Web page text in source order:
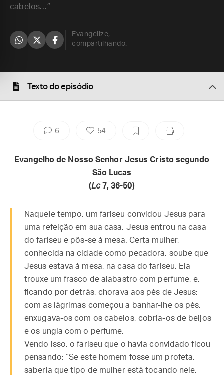
cabelos…”
Evangelize,
compartilhando.
Texto do episódio
6 54
Evangelho de Nosso Senhor Jesus Cristo segundo
São Lucas
(Lc7, 36-50)
Naquele tempo, um fariseu convidou Jesus para
uma refeição em sua casa. Jesus entrou na casa
do fariseu e pôs-se à mesa. Certa mulher,
conhecida na cidade como pecadora, soube que
Jesus estava à mesa, na casa do fariseu. Ela
trouxe um frasco de alabastro com perfume, e,
ficando por detrás, chorava aos pés de Jesus;
com as lágrimas começou a banhar-lhe os pés,
enxugava-os com os cabelos, cobria-os de beijos
e os ungia com o perfume.
Vendo isso, o fariseu que o havia convidado ficou
pensando: “Se este homem fosse um profeta,
saberia que tipo de mulher está tocando nele,